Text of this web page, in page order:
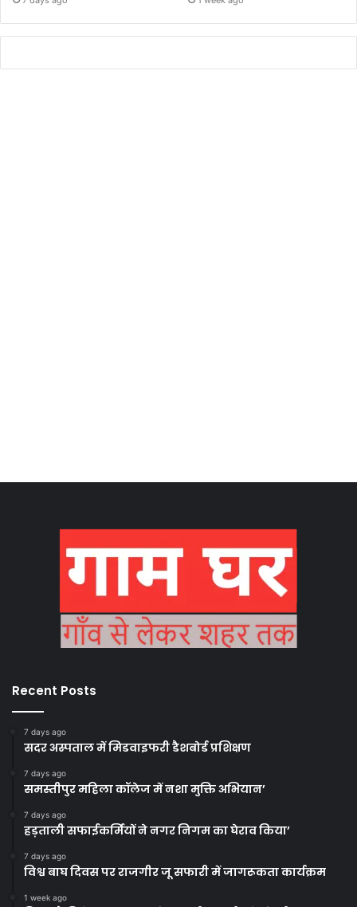
Recent Posts
7 days ago
सदर अस्पताल में मिडवाइफरी डैशबोर्ड प्रशिक्षण
7 days ago
समस्तीपुर महिला कॉलेज में नशा मुक्ति अभियान’
7 days ago
हड़ताली सफाईकर्मियों ने नगर निगम का घेराव किया’
7 days ago
विश्व बाघ दिवस पर राजगीर जू सफारी में जागरूकता कार्यक्रम
1 week ago